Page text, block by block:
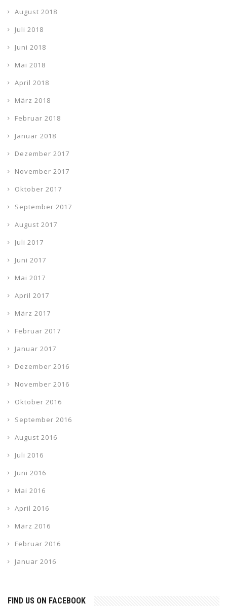
August 2018
Juli 2018
Juni 2018
Mai 2018
April 2018
März 2018
Februar 2018
Januar 2018
Dezember 2017
November 2017
Oktober 2017
September 2017
August 2017
Juli 2017
Juni 2017
Mai 2017
April 2017
März 2017
Februar 2017
Januar 2017
Dezember 2016
November 2016
Oktober 2016
September 2016
August 2016
Juli 2016
Juni 2016
Mai 2016
April 2016
März 2016
Februar 2016
Januar 2016
FIND US ON FACEBOOK